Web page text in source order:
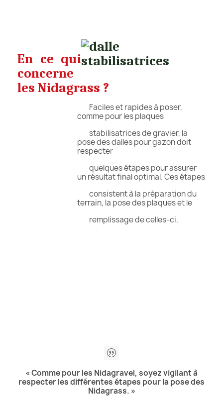
En ce qui
concerne
les Nidagrass ?
Faciles et rapides à poser,
comme pour les plaques
stabilisatrices de gravier, la
pose des dalles pour gazon doit
respecter
quelques étapes pour assurer
un résultat final optimal. Ces étapes
consistent à la préparation du
terrain, la pose des plaques et le
remplissage de celles-ci.
« Comme pour les Nidagravel, soyez vigilant à
respecter les différentes étapes pour la pose des
Nidagrass. »